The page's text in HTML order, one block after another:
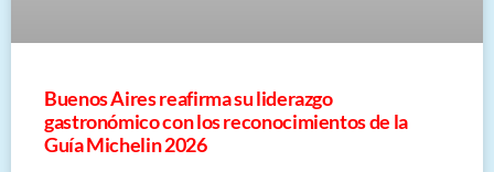
Buenos Aires reafirma su liderazgo
gastronómico con los reconocimientos de la
Guía Michelin 2026